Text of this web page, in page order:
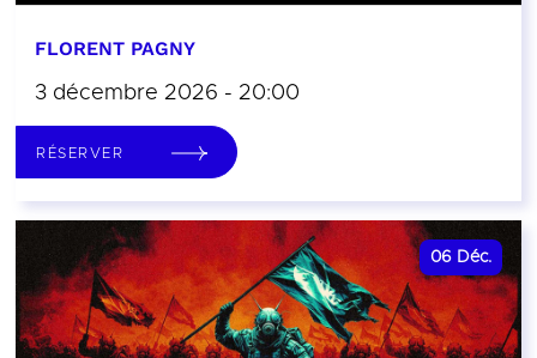
FLORENT PAGNY
3 décembre 2026 - 20:00
RÉSERVER
06 Déc.